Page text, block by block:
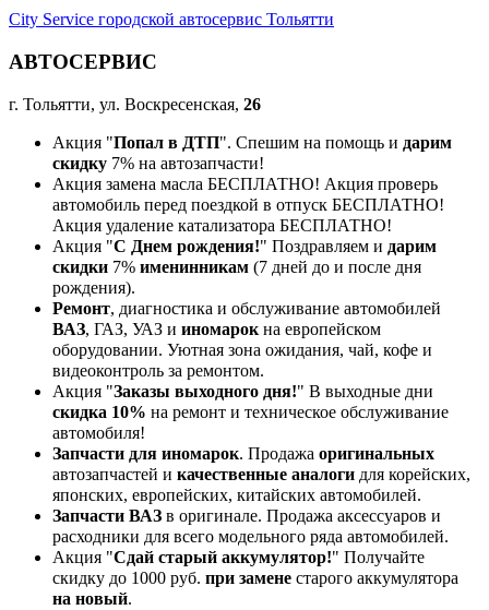
City Service городской автосервис Тольятти
АВТОСЕРВИС
г. Тольятти, ул. Воскресенская, 26
Акция "Попал в ДТП". Спешим на помощь и дарим
скидку 7% на автозапчасти!
Акция замена масла БЕСПЛАТНО! Акция проверь
автомобиль перед поездкой в отпуск БЕСПЛАТНО!
Акция удаление катализатора БЕСПЛАТНО!
Акция "С Днем рождения!" Поздравляем и дарим
скидки 7% именинникам (7 дней до и после дня
рождения).
Ремонт, диагностика и обслуживание автомобилей
ВАЗ, ГАЗ, УАЗ и иномарокна европейском
оборудовании. Уютная зона ожидания, чай, кофе и
видеоконтроль за ремонтом.
Акция "Заказы выходного дня!" В выходные дни
скидка 10% на ремонт и техническое обслуживание
автомобиля!
Запчасти для иномарок. Продажа оригинальных
автозапчастей и качественные аналоги для корейских,
японских, европейских, китайских автомобилей.
Запчасти ВАЗ в оригинале. Продажа аксессуаров и
расходники для всего модельного ряда автомобилей.
Акция "Сдай старый аккумулятор!" Получайте
скидку до 1000 руб. при замене старого аккумулятора
на новый.